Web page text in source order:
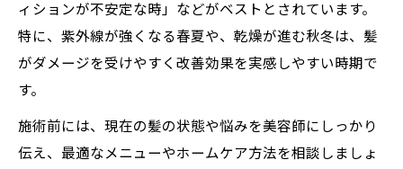
ィションが不安定な時」などがベストとされています。
特に、紫外線が強くなる春夏や、乾燥が進む秋冬は、髪
がダメージを受けやすく改善効果を実感しやすい時期で
す。
施術前には、現在の髪の状態や悩みを美容師にしっかり
伝え、最適なメニューやホームケア方法を相談しましょ